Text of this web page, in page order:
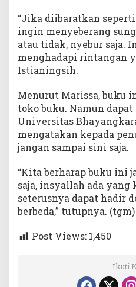
“Jika diibaratkan
ingin menyeberang
atau tidak, nyebur saja.
menghadapi rintangan
Istianingsih.
Menurut Marissa, buku
toko buku. Namun
Universitas
mengatakan kepada
jangan sampai sini saja.
“Kita berharap buku ini
saja, insyallah ada yang
seterusnya dapat hadir
berbeda,” tutupnya. (tgm)
Post Views: 1,450
Ikuti